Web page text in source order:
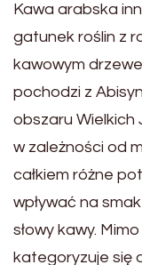
Kawa arabska
gatunek roślin z
kawowym
pochodzi z
obszaru Wielkich
w zależności od
całkiem różne
wpływać na
słowy kawy.
kategoryzuje się